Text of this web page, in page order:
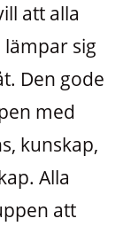
att alla
sig
Den gode
med
kunskap,
Alla
att